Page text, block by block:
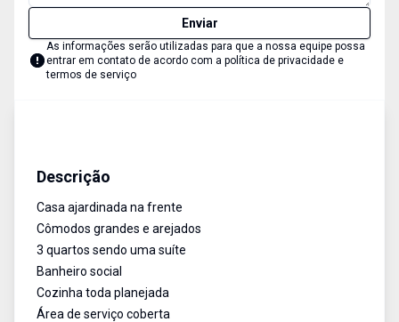
Enviar
As informações serão utilizadas para que a nossa equipe possa
entrar em contato de acordo com a política de privacidade e
termos de serviço
Descrição
Casa ajardinada na frente
Cômodos grandes e arejados
3 quartos sendo uma suíte
Banheiro social
Cozinha toda planejada
Área de serviço coberta